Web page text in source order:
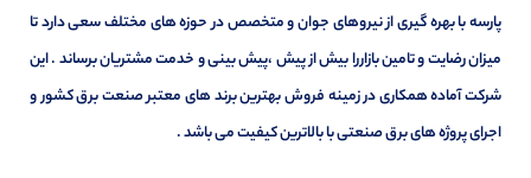
پارسه با بهره گیری از نیروهای جوان و متخصص در حوزه های مختلف سعی دارد تا
میزان رضایت و تامین بازاررا بیش از پیش ،پیش بینی و خدمت مشتریان برساند . این
شرکت آماده همکاری در زمینه فروش بهترین برند های معتبر صنعت برق کشور و
اجرای پروژه های برق صنعتی با بالاترین کیفیت می باشد .